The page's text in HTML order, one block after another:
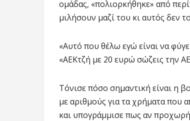
ομάδας, «πολιορκήθηκε» από
μιλήσουν μαζί του κι αυτός δεν
«Αυτό που θέλω εγώ είναι να
«ΑΕΚτζή με 20 ευρώ σώζεις την
Τόνισε πόσο σημαντική είναι η
με αριθμούς για τα χρήματα που
και υπογράμμισε πως αν